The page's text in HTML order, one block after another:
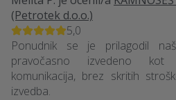
(Petrotek d.o.o.)
5,0
Ponudnik se je prilagodil
pravočasno izvedeno kot
komunikacija, brez skritih
izvedba.